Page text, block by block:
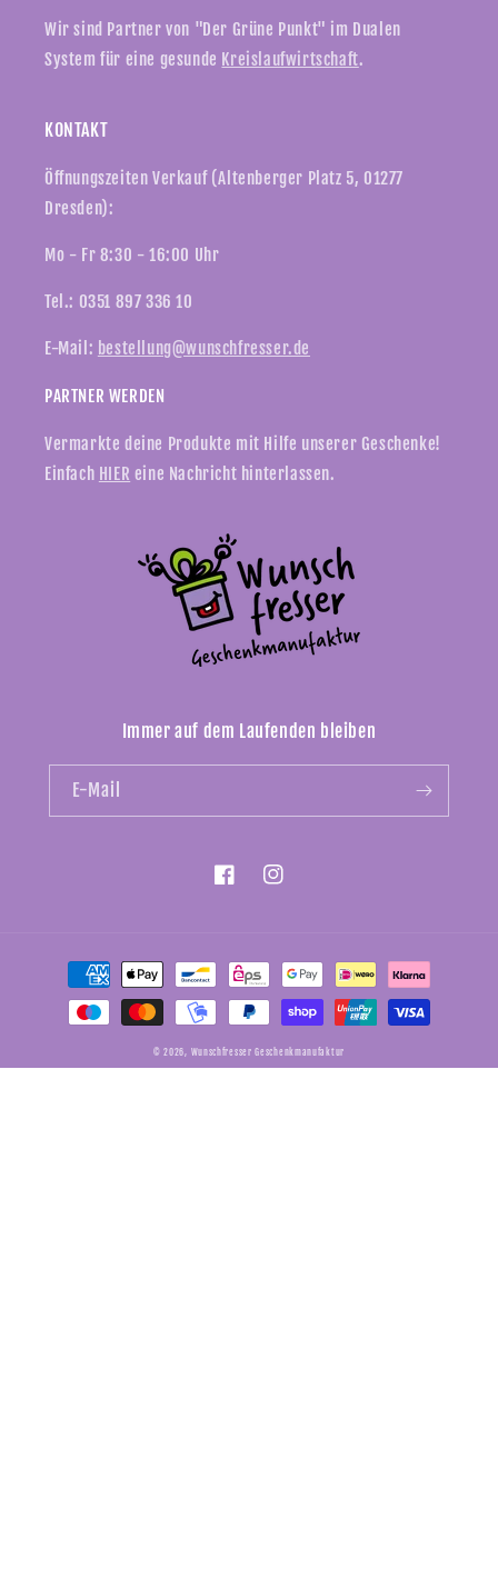
Wir sind Partner von "Der Grüne Punkt" im Dualen
System für eine gesunde Kreislaufwirtschaft.
KONTAKT
Öffnungszeiten Verkauf (Altenberger Platz 5, 01277
Dresden):
Mo - Fr 8:30 - 16:00 Uhr
Tel.: 0351 897 336 10
E-Mail: bestellung@wunschfresser.de
PARTNER WERDEN
Vermarkte deine Produkte mit Hilfe unserer Geschenke!
Einfach HIER eine Nachricht hinterlassen.
Immer auf dem Laufenden bleiben
E-Mail
FacebookInstagram
Zahlungsmethoden
© 2026, Wunschfresser Geschenkmanufaktur